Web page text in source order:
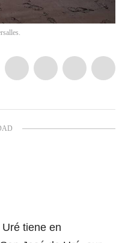
tiene en